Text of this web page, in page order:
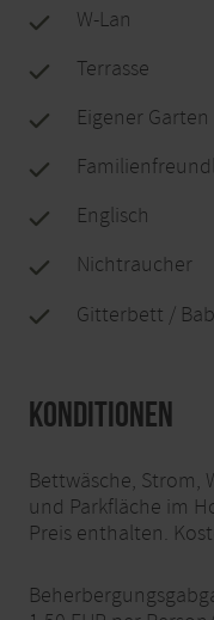
W-Lan
Terrasse
Eigener Garten
Englisch
Nichtraucher
Gitterbett /
Konditionen
Bettwäsche, Strom,
und Parkfläche im
Preis enthalten.